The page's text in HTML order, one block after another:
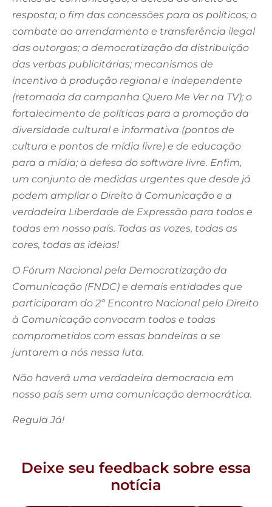
resposta; o fim das concessões para os políticos; o
combate ao arrendamento e transferência ilegal
das outorgas; a democratização da distribuição
das verbas publicitárias; mecanismos de
incentivo à produção regional e independente
(retomada da campanha Quero Me Ver na TV); o
fortalecimento de políticas para a promoção da
diversidade cultural e informativa (pontos de
cultura e pontos de mídia livre) e de educação
para a mídia; a defesa do software livre. Enfim,
um conjunto de medidas urgentes que desde já
podem ampliar o Direito à Comunicação e a
verdadeira Liberdade de Expressão para todos e
todas em nosso país. Todas as vozes, todas as
cores, todas as ideias!
O Fórum Nacional pela Democratização da
Comunicação (FNDC) e demais entidades que
participaram do 2º Encontro Nacional pelo Direito
à Comunicação convocam todos e todas
comprometidos com essas bandeiras a se
juntarem a nós nessa luta.
Não haverá uma verdadeira democracia em
nosso país sem uma comunicação democrática.
Regula Já!
Deixe seu feedback sobre essa
notícia